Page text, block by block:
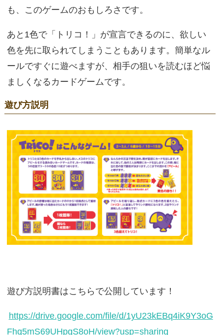
も、このゲームのおもしろさです。
あと1色で「トリコ！」が宣言できるのに、欲しい
色を先に取られてしまうこともあります。簡単なル
ールですぐに遊べますが、相手の狙いを読むほど悩
ましくなるカードゲームです。
遊び方説明
遊び方説明書はこちらで公開しています！
https://drive.google.com/file/d/1yU23kEBq4iK9Y3oG
Fhq5mS69UHpgS8oH/view?usp=sharing